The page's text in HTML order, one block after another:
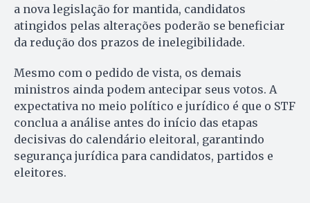
a nova legislação for mantida, candidatos
atingidos pelas alterações poderão se beneficiar
da redução dos prazos de inelegibilidade.
Mesmo com o pedido de vista, os demais
ministros ainda podem antecipar seus votos. A
expectativa no meio político e jurídico é que o STF
conclua a análise antes do início das etapas
decisivas do calendário eleitoral, garantindo
segurança jurídica para candidatos, partidos e
eleitores.